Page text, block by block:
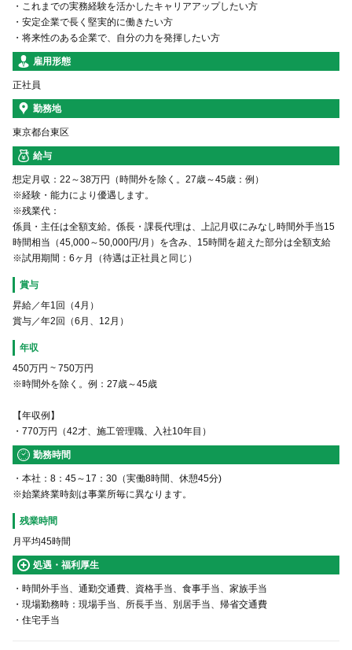
・これまでの実務経験を活かしたキャリアアップしたい方
・安定企業で長く堅実的に働きたい方
・将来性のある企業で、自分の力を発揮したい方
雇用形態
正社員
勤務地
東京都台東区
給与
想定月収：22～38万円（時間外を除く。27歳～45歳：例）
※経験・能力により優遇します。
※残業代：
係員・主任は全額支給。係長・課長代理は、上記月収にみなし時間外手当15
時間相当（45,000～50,000円/月）を含み、15時間を超えた部分は全額支給
※試用期間：6ヶ月（待遇は正社員と同じ）
賞与
昇給／年1回（4月）
賞与／年2回（6月、12月）
年収
450万円 ~ 750万円
※時間外を除く。例：27歳～45歳
【年収例】
・770万円（42才、施工管理職、入社10年目）
勤務時間
・本社：8：45～17：30（実働8時間、休憩45分)
※始業終業時刻は事業所毎に異なります。
残業時間
月平均45時間
処遇・福利厚生
・時間外手当、通勤交通費、資格手当、食事手当、家族手当
・現場勤務時：現場手当、所長手当、別居手当、帰省交通費
・住宅手当